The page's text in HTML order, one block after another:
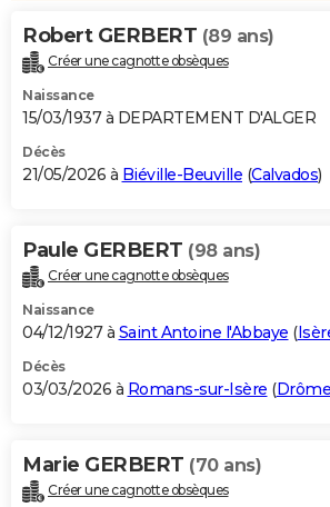
Alimentation
Guide de la santé
Maladies
Médicaments
Sommeil
VOYAGE
Destinations
City break
Voyage nature
Voyage de noces
Forum
Climat
+PHOTO
GUIDES D'ACHAT
BONS PLANS
Carte de Noël
Carte Bonne année
Carte Saint-Valentin
Carte Pâques
Carte d'anniversaire
DICTIONNAIRE
Dictionnaire
Biographies
Citations
Expressions
Proverbes
PROGRAMME TV
S'inscrire
Se connecter
Lycées
Collèges
Primaires
Universités
Entreprises
Service militaire
Avis de recherche
AVIS DE DÉCÈS
Bricolage
Lifestyle
Culture
Sport
Auto
Television
Voyage
Cinema
Robert GERBERT (89 ans)
Créer une cagnotte obsèques
Naissance
15/03/1937 à DEPARTEMENT D'ALGER
Décès
21/05/2026 à Biéville-Beuville (Calvados)
Paule GERBERT (98 ans)
Créer une cagnotte obsèques
Naissance
04/12/1927 à Saint Antoine l'Abbaye (
Décès
03/03/2026 à Romans-sur-Isère (Drôme
Marie GERBERT (70 ans)
Créer une cagnotte obsèques